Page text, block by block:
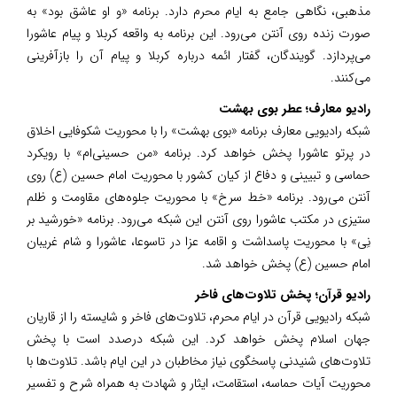
مذهبی، نگاهی جامع به ایام محرم دارد. برنامه «و او عاشق بود» به
صورت زنده روی آنتن می‌رود. این برنامه به واقعه کربلا و پیام عاشورا
می‌پردازد. گویندگان، گفتار ائمه درباره کربلا و پیام آن را بازآفرینی
می‌کنند.
رادیو معارف؛ عطر بوی بهشت
شبکه رادیویی معارف برنامه «بوی بهشت» را با محوریت شکوفایی اخلاق
در پرتو عاشورا پخش خواهد کرد. برنامه «من حسینی‌ام» با رویکرد
حماسی و تبیینی و دفاع از کیان کشور با محوریت امام حسین (ع) روی
آنتن می‌رود. برنامه «خط سرخ» با محوریت جلوه‌های مقاومت و ظلم
ستیزی در مکتب عاشورا روی آنتن این شبکه می‌رود. برنامه «خورشید بر
نِی» با محوریت پاسداشت و اقامه عزا در تاسوعا، عاشورا و شام غریبان
امام حسین (ع) پخش خواهد شد.
رادیو قرآن؛ پخش تلاوت‌های فاخر
شبکه رادیویی قرآن در ایام محرم، تلاوت‌های فاخر و شایسته را از قاریان
جهان اسلام پخش خواهد کرد. این شبکه درصدد است با پخش
تلاوت‌های شنیدنی پاسخگوی نیاز مخاطبان در این ایام باشد. تلاوت‌ها با
محوریت آیات حماسه، استقامت، ایثار و شهادت به همراه شرح و تفسیر